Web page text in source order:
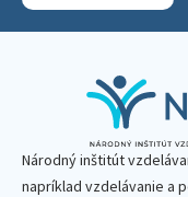
Národný inštitút
napríklad vzdelávanie a